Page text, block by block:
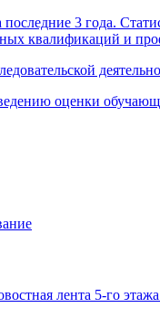
3 года.
квалификаций и
оценки
лента 5-го этажа